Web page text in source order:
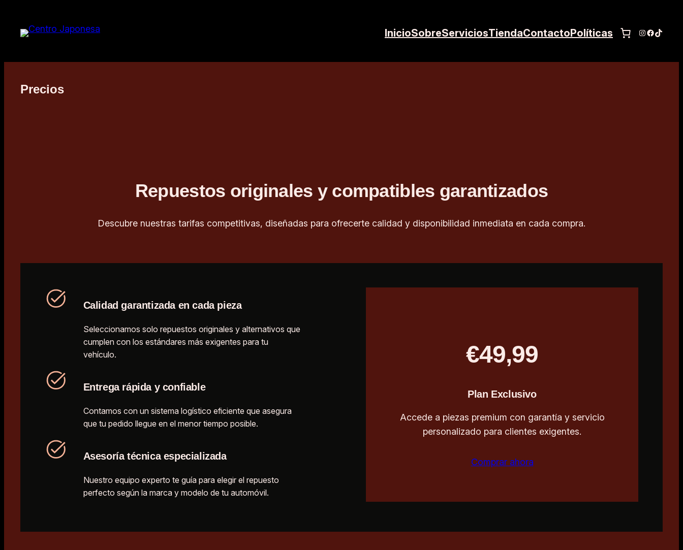
contenido
InicioSobreServiciosTiendaContactoPolíticas Instagram
TikTok
Precios
Repuestos originales y compatibles garantizados
Descubre nuestras tarifas competitivas, diseñadas para ofrecerte calidad y disponibilidad inmediata en cada compra.
Calidad garantizada en cada pieza
Seleccionamos solo repuestos originales y alternativos que
cumplen con los estándares más exigentes para tu
vehículo.
Entrega rápida y confiable
Contamos con un sistema logístico eficiente que asegura
que tu pedido llegue en el menor tiempo posible.
Asesoría técnica especializada
Nuestro equipo experto te guía para elegir el repuesto
perfecto según la marca y modelo de tu automóvil.
€49,99
Plan Exclusivo
Accede a piezas premium con garantía y servicio
personalizado para clientes exigentes.
Comprar ahora